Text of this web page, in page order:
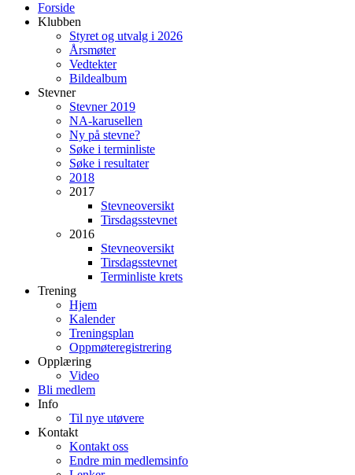
Forside
Klubben
Styret og utvalg i 2026
Årsmøter
Vedtekter
Bildealbum
Stevner
Stevner 2019
NA-karusellen
Ny på stevne?
Søke i terminliste
Søke i resultater
2018
2017
Stevneoversikt
Tirsdagsstevnet
2016
Stevneoversikt
Tirsdagsstevnet
Terminliste krets
Trening
Hjem
Kalender
Treningsplan
Oppmøteregistrering
Opplæring
Video
Bli medlem
Info
Til nye utøvere
Kontakt
Kontakt oss
Endre min medlemsinfo